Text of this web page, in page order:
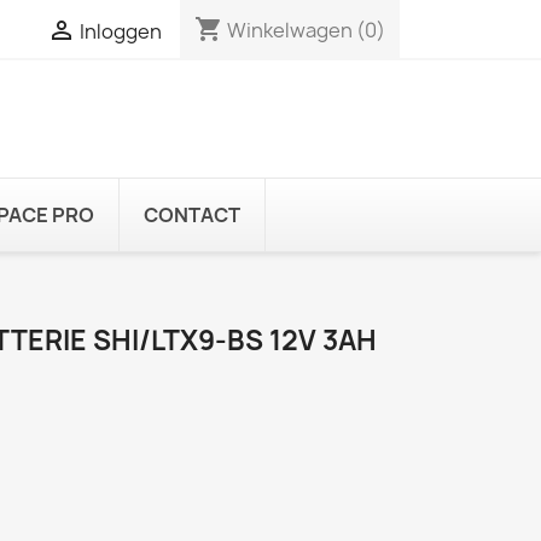
 Inloggen shopping_cart Winkelwagen (0)
PRO CONTACT
SHI/LTX9-BS 12V 3AH